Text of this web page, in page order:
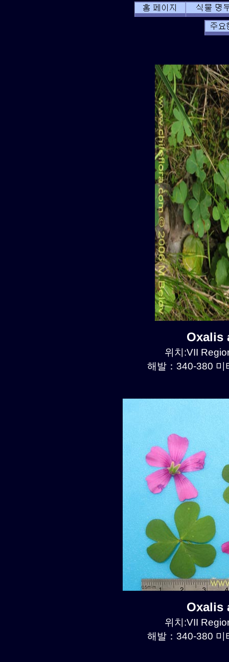
Oxalis
위치:VII
해발：340-380 미
Oxalis
위치:VII
해발：340-380 미